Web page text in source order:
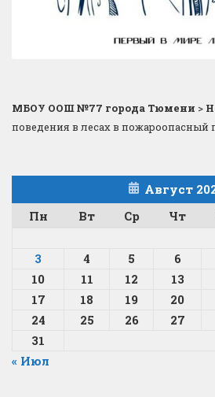
МБОУ ООШ №77 города Тюмени >
поведения в лесах в пожароопасный
Август
Пн
Вт Ср Чт
3
4 5 6
10
11 12 13
17
18 19 20
24
25 26 27
31
« Июл